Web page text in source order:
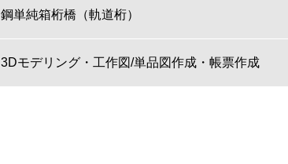
鋼単純箱桁橋（軌道桁）
3Dモデリング・工作図/単品図作成・帳票作成